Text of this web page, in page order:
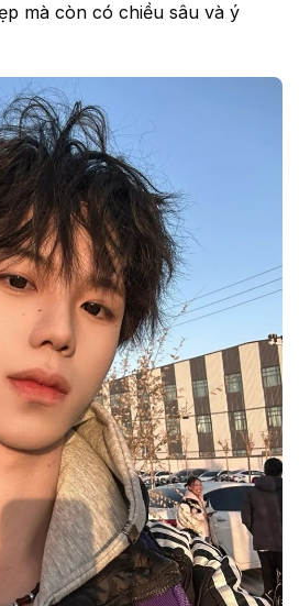
mà còn có chiều sâu và ý